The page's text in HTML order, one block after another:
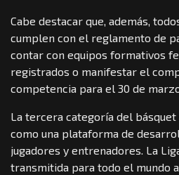
Cabe destacar que, además,
cumplen con el reglamento de
contar con equipos formativos
registrados o manifestar el
competencia para el 30 de
La tercera categoría del
como una plataforma de
jugadores y entrenadores. La
transmitida para todo el mundo